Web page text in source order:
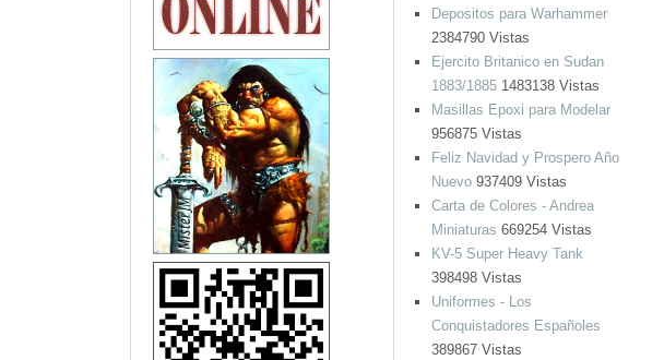
Depositos para Warhammer
2384790 Vistas
Ejercito Britanico en Sudan
1883/18851483138 Vistas
Masillas Epoxi para Modelar
956875 Vistas
Feliz Navidad y Prospero Año
Nuevo937409 Vistas
Carta de Colores - Andrea
Miniaturas 669254 Vistas
KV-5 Super Heavy Tank
398498 Vistas
Uniformes - Los
Conquistadores Españoles
389867 Vistas